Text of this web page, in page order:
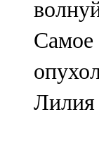
Яр
105,5
Самое
Лилия